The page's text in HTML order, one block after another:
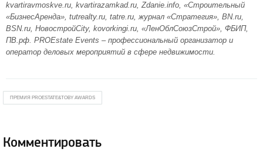
kvartiravmoskve.ru, kvartirazamkad.ru, Zdanie.info, «Строительный
«БизнесАренда», tutrealty.ru, tatre.ru, журнал «Стратегия», BN.ru,
BSN.ru, НовостройCity, kovorkingi.ru, «ЛенОблСоюзСтрой», ФБИП,
ПВ.рф. PROEstate Events – профессиональный организатор и
оператор деловых мероприятий в сфере недвижимости.
ПРЕМИЯ PROESTATE&TOBY AWARDS
Комментировать